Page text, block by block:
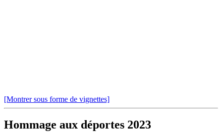
[Montrer sous forme de vignettes]
Hommage aux déportes 2023